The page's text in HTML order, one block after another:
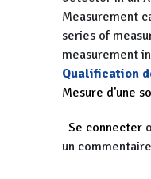
Measurement
series of
measurement
Qualification
Mesure d'une
Se connecter
un commentaire